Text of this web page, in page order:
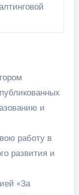
и
работу в
развития и
«За